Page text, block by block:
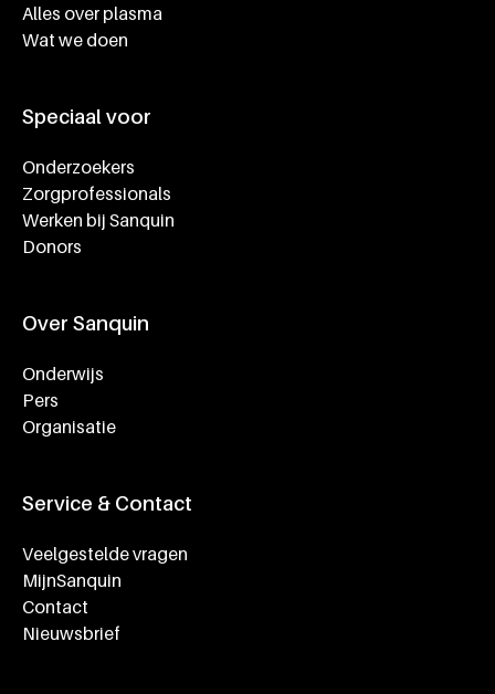
Alles over plasma
Wat we doen
Speciaal voor
Onderzoekers
Zorgprofessionals
Werken bij Sanquin
Donors
Over Sanquin
Onderwijs
Pers
Organisatie
Service & Contact
Veelgestelde vragen
MijnSanquin
Contact
Nieuwsbrief